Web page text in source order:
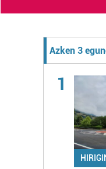
Azken 3
1